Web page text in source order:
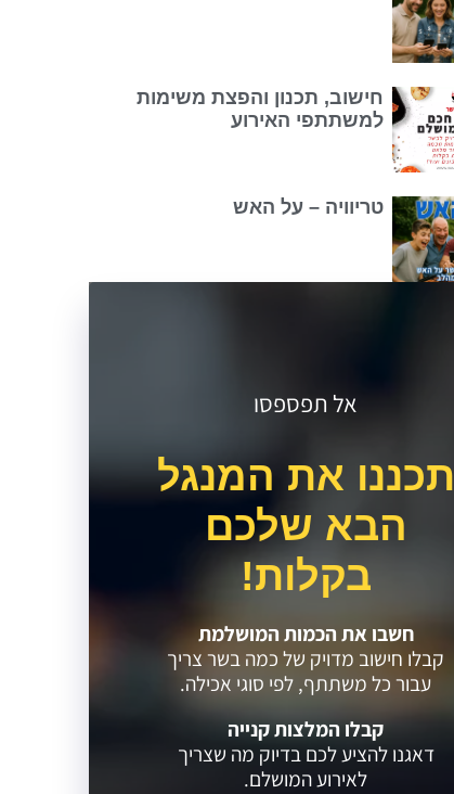
חישוב, תכנון והפצת משימות
למשתתפי האירוע
טריוויה – על האש
אל תפספסו
תכננו את המנגל
הבא שלכם
בקלות!
חשבו את הכמות המושלמת
קבלו חישוב מדויק של כמה בשר צריך
עבור כל משתתף, לפי סוגי אכילה.
קבלו המלצות קנייה
דאגנו להציע לכם בדיוק מה שצריך
לאירוע המושלם.